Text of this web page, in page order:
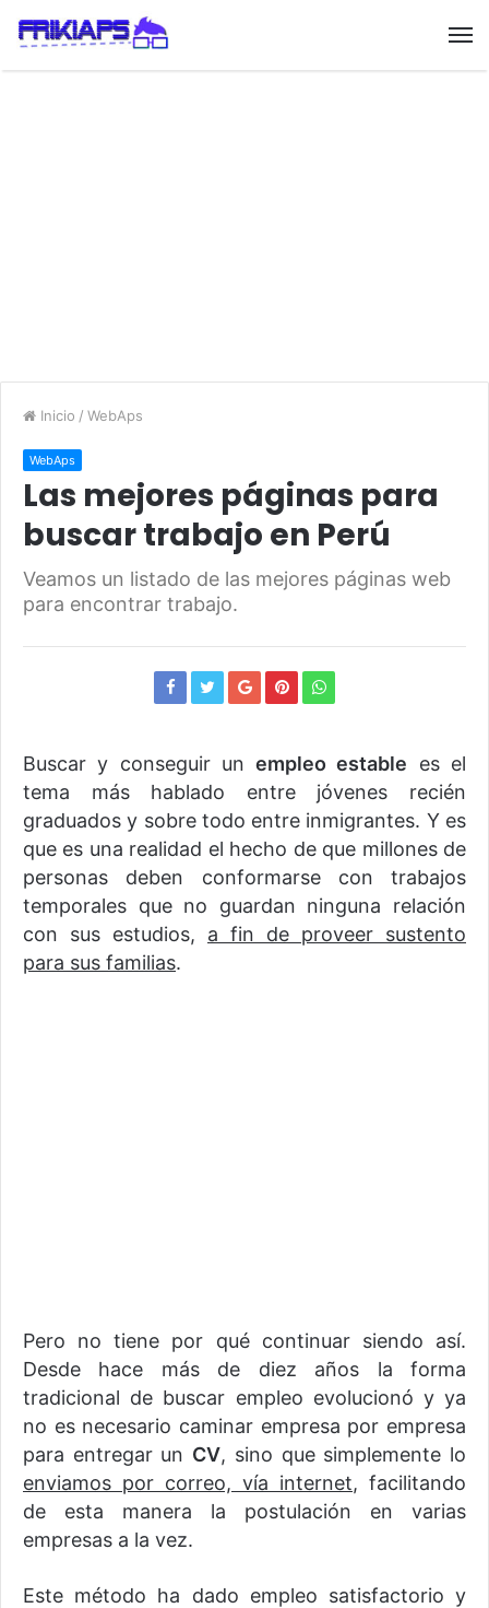
Inicio / WebAps
WebAps
Las mejores páginas para
buscar trabajo en Perú
Veamos un listado de las mejores páginas web
para encontrar trabajo.
Buscar y conseguir unempleo estable es el
tema más hablado entre jóvenes recién
graduados y sobre todo entre inmigrantes. Y es
que es una realidad el hecho de que millones de
personas deben conformarse con trabajos
temporales que no guardan ninguna relación
con sus estudios, a fin de proveer sustento
para sus familias.
Pero no tiene por qué continuar siendo así.
Desde hace más de diez años la forma
tradicional de buscar empleo evolucionó y ya
no es necesario caminar empresa por empresa
para entregar un CV, sino que simplemente lo
enviamos por correo, vía internet, facilitando
de esta manera la postulación en varias
empresas a la vez.
Este método ha dado empleo satisfactorio y